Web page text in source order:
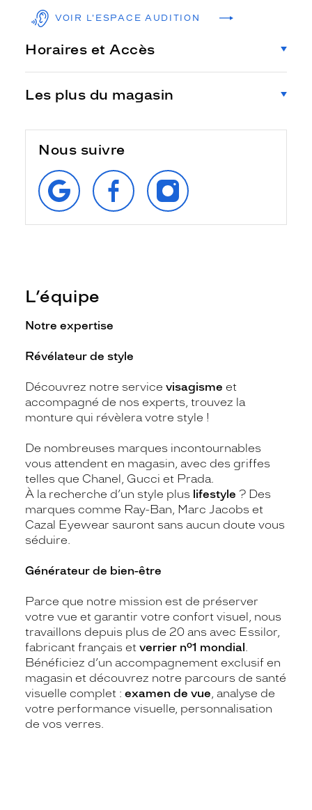
VOIR L'ESPACE AUDITION
Horaires et Accès
Les plus du magasin
Nous suivre
RETROUVEZ‑NOUS
SUR
GOOGLE
SUIVEZ‑NOUS
SUR
FACEBOOK
SUIVEZ‑NOUS
SUR
INSTAGRAM
L’équipe
Notre expertise
Révélateur de style
Découvrez notre service visagisme et
accompagné de nos experts, trouvez la
monture qui révèlera votre style !
De nombreuses marques incontournables
vous attendent en magasin, avec des griffes
telles que Chanel, Gucci et Prada.
À la recherche d’un style plus lifestyle ? Des
marques comme Ray-Ban, Marc Jacobs et
Cazal Eyewear sauront sans aucun doute vous
séduire.
Générateur de bien-être
Parce que notre mission est de préserver
votre vue et garantir votre confort visuel, nous
travaillons depuis plus de 20 ans avec Essilor,
fabricant français et verrier n°1 mondial
Bénéficiez d’un accompagnement exclusif en
magasin et découvrez notre parcours de santé
visuelle complet : examen de vue , analyse de
votre performance visuelle, personnalisation
de vos verres.